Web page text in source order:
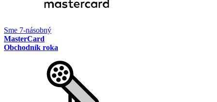
Sme 7-násobný
MasterCard
Obchodník roka